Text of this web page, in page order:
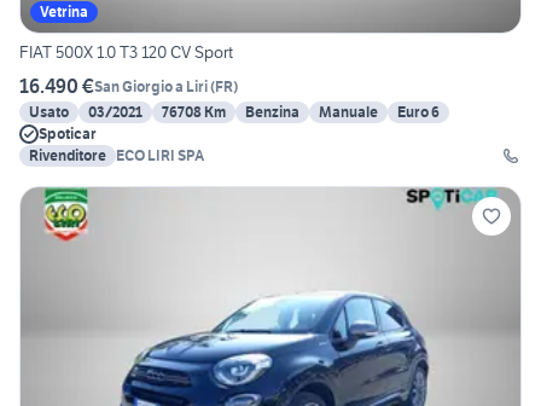
Vetrina
FIAT 500X 1.0 T3 120 CV Sport
16.490 €San Giorgio a Liri(FR)
Usato
03/2021 76708 Km Benzina Manuale
Euro 6
Spoticar
Rivenditore ECO LIRI SPA